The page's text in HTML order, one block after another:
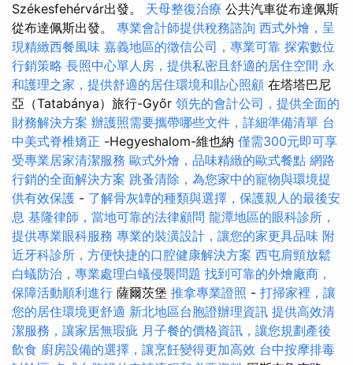
Székesfehérvár出發。 天母整復治療 公共汽車從布達佩斯
從布達佩斯出發。 專業會計師提供稅務諮詢 西式外燴，呈
現精緻西餐風味 嘉義地區的徵信公司，專業可靠 探索數位
行銷策略 長照中心單人房，提供私密且舒適的居住空間 永
和護理之家，提供舒適的居住環境和貼心照顧 在塔塔巴尼
亞（Tatabánya）旅行-Győr 領先的會計公司，提供全面的
財務解決方案 辦護照需要攜帶哪些文件，詳細準備清單 台
中美式脊椎矯正 -Hegyeshalom-維也納 僅需300元即可享
受專業居家清潔服務 歐式外燴，品味精緻的歐式餐點 網路
行銷的全面解決方案 跳蚤清除，為您家中的寵物與環境提
供有效保護 - 了解骨灰罈的種類與選擇，保護親人的最後安
息 基隆律師，當地可靠的法律顧問 龍潭地區的眼科診所，
提供專業眼科服務 專業的裝潢設計，讓您的家更具品味 附
近牙科診所，方便快捷的口腔健康解決方案 西屯肩頸放鬆
白蟻防治，專業處理白蟻侵襲問題 找到可靠的外燴廠商，
保障活動順利進行 薩爾茨堡 推拿專業證照 - 打掃家裡，讓
您的居住環境更舒適 新北地區台胞證辦理資訊 提供高效清
潔服務，讓家居無瑕疵 月子餐的價格資訊，讓您規劃產後
飲食 廚房設備的選擇，讓烹飪變得更加高效 台中按摩排毒